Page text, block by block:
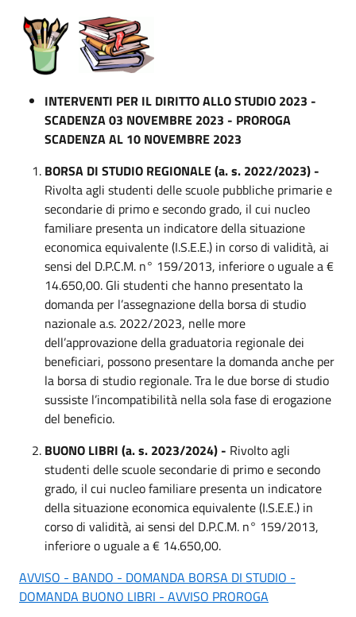
INTERVENTI PER IL DIRITTO ALLO STUDIO 2023 -
SCADENZA 03 NOVEMBRE 2023 - PROROGA
SCADENZA AL 10 NOVEMBRE 2023
BORSA DI STUDIO REGIONALE (a. s. 2022/2023) -
Rivolta agli studenti delle scuole pubbliche primarie e
secondarie di primo e secondo grado, il cui nucleo
familiare presenta un indicatore della situazione
economica equivalente (I.S.E.E.) in corso di validità, ai
sensi del D.P.C.M. n° 159/2013, inferiore o uguale a €
14.650,00. Gli studenti che hanno presentato la
domanda per l’assegnazione della borsa di studio
nazionale a.s. 2022/2023, nelle more
dell’approvazione della graduatoria regionale dei
beneficiari, possono presentare la domanda anche per
la borsa di studio regionale. Tra le due borse di studio
sussiste l’incompatibilità nella sola fase di erogazione
del beneficio.
BUONO LIBRI (a. s. 2023/2024) - Rivolto agli
studenti delle scuole secondarie di primo e secondo
grado, il cui nucleo familiare presenta un indicatore
della situazione economica equivalente (I.S.E.E.) in
corso di validità, ai sensi del D.P.C.M. n° 159/2013,
inferiore o uguale a € 14.650,00.
AVVISO - BANDO - DOMANDA BORSA DI STUDIO -
DOMANDA BUONO LIBRI - AVVISO PROROGA